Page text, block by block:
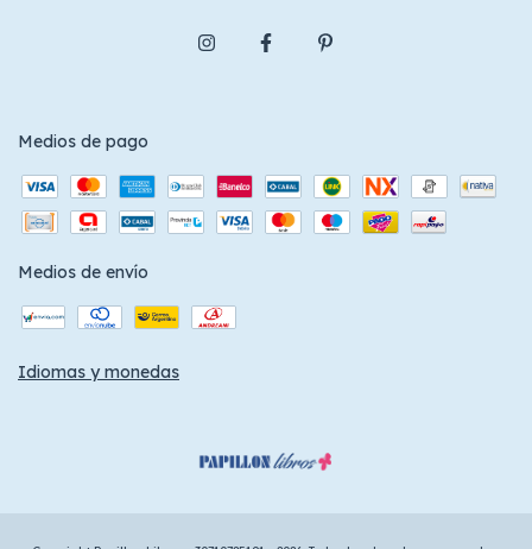
Medios de pago
Medios de envío
Idiomas y monedas